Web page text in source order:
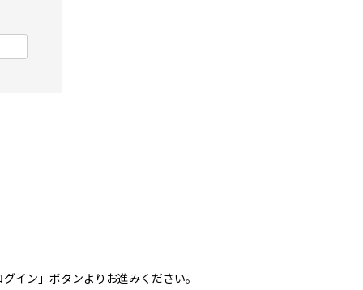
イン」ボタンよりお進みください。